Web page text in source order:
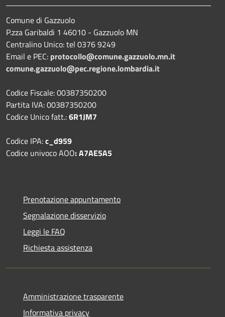
Comune di Gazzuolo
P.zza Garibaldi 1 46010 - Gazzuolo MN
Centralino Unico: tel 0376 9249
Email e PEC: protocollo@comune.gazzuolo.mn.it
comune.gazzuolo@pec.regione.lombardia.it
Codice Fiscale: 00387350200
Partita IVA: 00387350200
Codice Unico fatt.:6R1JM7
Codice IPA:c_d959
Codice univoco AOO: A7AE5A5
Prenotazione appuntamento
Segnalazione disservizio
Leggi le FAQ
Richiesta assistenza
Amministrazione trasparente
Informativa privacy